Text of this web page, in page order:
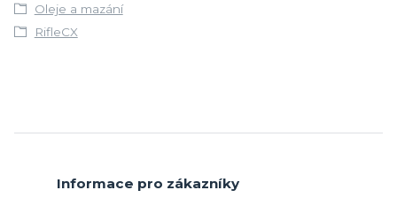
Oleje a mazání
RifleCX
Informace pro zákazníky